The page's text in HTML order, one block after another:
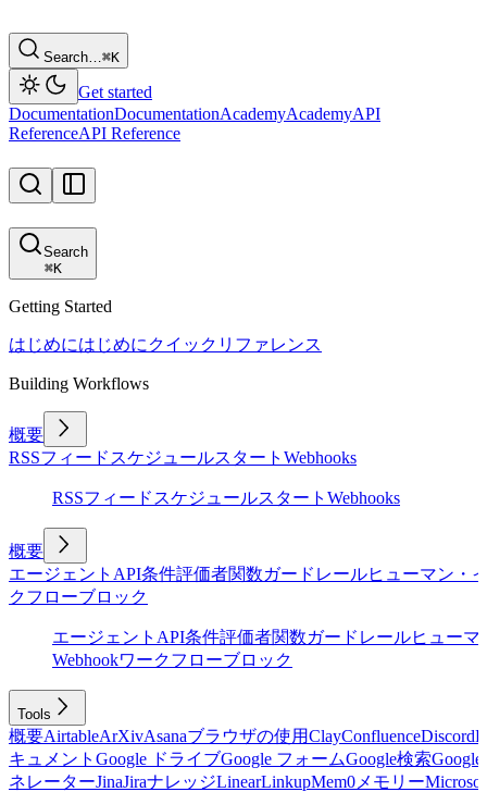
Search…⌘K
Get started
DocumentationDocumentationAcademyAcademyAPI
ReferenceAPI Reference
Search
⌘K
Getting Started
はじめにはじめに クイックリファレンス
Building Workflows
概要
RSSフィード スケジュールスタート Webhooks
RSSフィード スケジュールスタート Webhooks
概要
エージェント API条件評価者関数ガードレールヒューマン・
クフローブロック
エージェント API条件評価者関数ガードレールヒュー
Webhookワークフローブロック
Tools
概要AirtableArXivAsanaブラウザの使用ClayConfluenceDiscord
キュメント Google ドライブGoogle フォームGoogle検索
ネレーターJinaJiraナレッジLinearLinkupMem0 メモリー